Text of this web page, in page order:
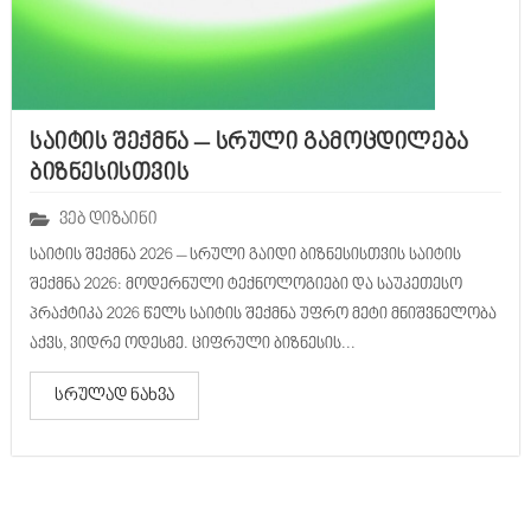
საიტის შექმნა – სრული გამოცდილება
ბიზნესისთვის
ვებ დიზაინი
საიტის შექმნა 2026 – სრული გაიდი ბიზნესისთვის საიტის
შექმნა 2026: მოდერნული ტექნოლოგიები და საუკეთესო
პრაქტიკა 2026 წელს საიტის შექმნა უფრო მეტი მნიშვნელობა
აქვს, ვიდრე ოდესმე. ციფრული ბიზნესის...
სრულად ნახვა